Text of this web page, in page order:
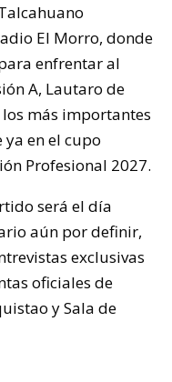
El Morro, donde
enfrentar al
A, Lautaro de
los más importantes
ya en el cupo
Profesional 2027.
será el día
aún por definir,
exclusivas
oficiales de
y Sala de